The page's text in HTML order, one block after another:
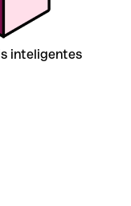
inteligentes